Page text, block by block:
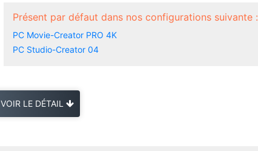
Présent par défaut dans nos configurations suivante :
PC Movie-Creator PRO 4K
PC Studio-Creator 04
VOIR LE DÉTAIL